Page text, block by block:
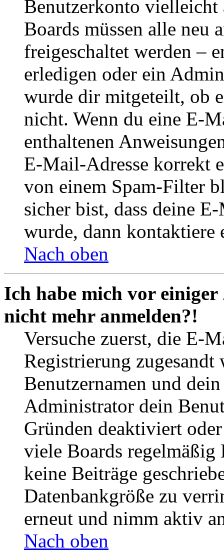
Benutzerkonto
Boards müssen alle neu
freigeschaltet werden –
erledigen oder ein
wurde dir mitgeteilt, ob
nicht. Wenn du eine E-
enthaltenen
E-Mail-Adresse korrekt
von einem Spam-Filter
sicher bist, dass deine
wurde, dann kontaktiere
Nach oben
Ich habe mich vor
nicht mehr anmelden?!
Versuche zuerst, die E-
Registrierung
Benutzernamen und
Administrator dein
Gründen deaktiviert
viele Boards
keine Beiträge
Datenbankgröße zu
erneut und nimm aktiv
Nach oben